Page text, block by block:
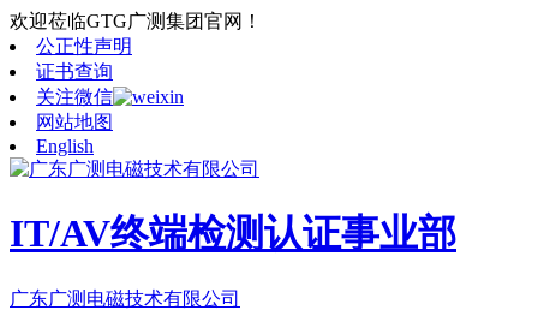
欢迎莅临GTG广测集团官网！
公正性声明
证书查询
关注微信
网站地图
English
IT/AV终端检测认证事业部
广东广测电磁技术有限公司